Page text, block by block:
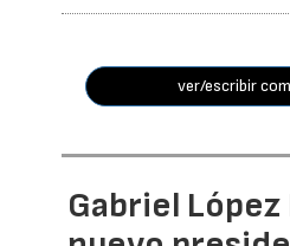
ver/escribir
Gabriel López